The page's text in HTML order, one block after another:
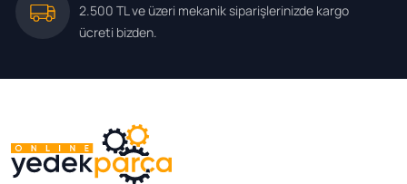
2.500 TL ve üzeri mekanik siparişlerinizde kargo
ücreti bizden.